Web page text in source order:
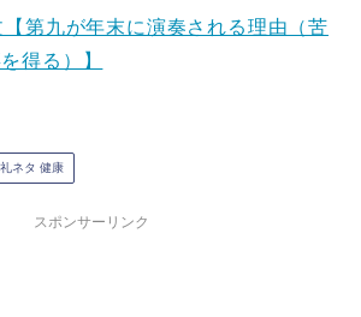
第九が年末に演奏される理由（苦
得る）】
ネタ 健康
スポンサーリンク